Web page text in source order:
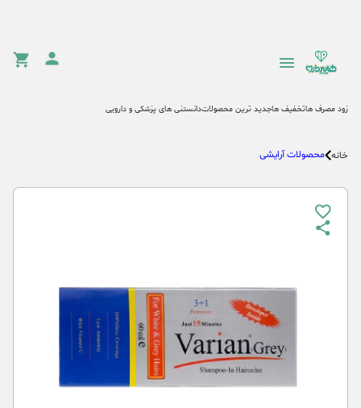
زود مصرف هاتخفیف هاجدید ترین محصولاتدانستنی های پزشکی و دارویی
خانه محصولات آرایشی